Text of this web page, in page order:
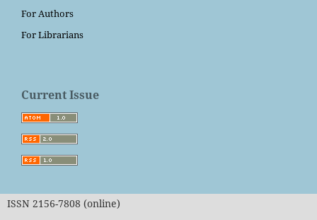
For Authors
For Librarians
Current Issue
ISSN 2156-7808 (online)